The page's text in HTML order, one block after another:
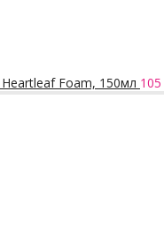
Foam, 150мл